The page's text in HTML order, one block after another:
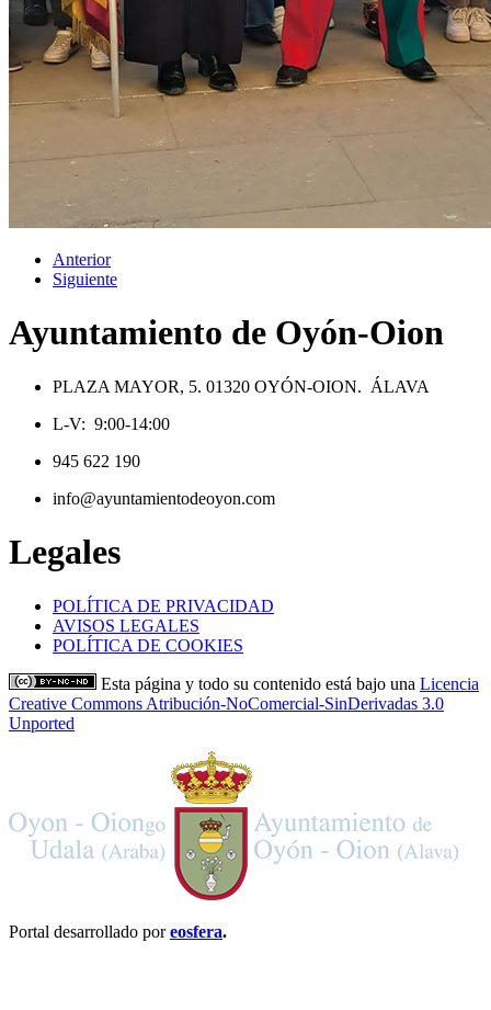
Anterior
Siguiente
Ayuntamiento de Oyón-Oion
PLAZA MAYOR, 5. 01320 OYÓN-OION. ÁLAVA
L-V: 9:00-14:00
945 622 190
info@ayuntamientodeoyon.com
Legales
POLÍTICA DE PRIVACIDAD
AVISOS LEGALES
POLÍTICA DE COOKIES
Esta página y todo su contenido está bajo una Licencia
Creative Commons Atribución-NoComercial-SinDerivadas 3.0
Unported
Portal desarrollado poreosfera.